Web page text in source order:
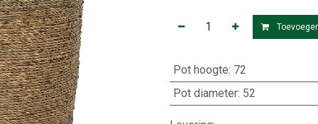
Pot hoogte: 72
Pot diameter: 52